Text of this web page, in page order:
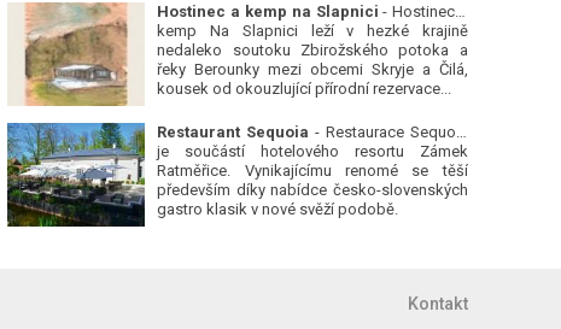
Hostinec a kemp na Slapnici - Hostinec a
kemp Na Slapnici leží v hezké krajině
nedaleko soutoku Zbirožského potoka a
řeky Berounky mezi obcemi Skryje a Čilá,
kousek od okouzlující přírodní rezervace...
Restaurant Sequoia - Restaurace Sequoia
je součástí hotelového resortu Zámek
Ratměřice. Vynikajícímu renomé se těší
především díky nabídce česko-slovenských
gastro klasik v nové svěží podobě.
Kontakt